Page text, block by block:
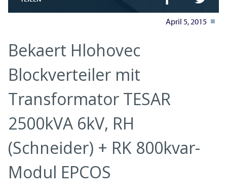
April 5, 2015
Bekaert Hlohovec
Blockverteiler mit
Transformator TESAR
2500kVA 6kV, RH
(Schneider) + RK 800kvar-
Modul EPCOS